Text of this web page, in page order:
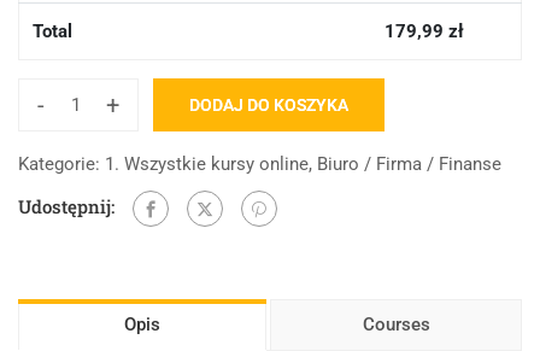
Total 179,99 zł
- + DODAJ DO KOSZYKA
Kategorie: 1. Wszystkie kursy online, Biuro / Firma / Finanse
Udostępnij:
Opis Courses